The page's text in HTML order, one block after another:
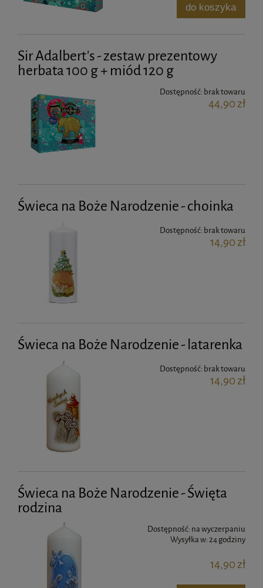
do koszyka
Sir Adalbert's - zestaw prezentowy
herbata 100 g + miód 120 g
Dostępność: brak towaru
44,90 zł
Świeca na Boże Narodzenie - choinka
Dostępność: brak towaru
14,90 zł
Świeca na Boże Narodzenie - latarenka
Dostępność: brak towaru
14,90 zł
Świeca na Boże Narodzenie - Święta
rodzina
Dostępność: na wyczerpaniu
Wysyłka w:24 godziny
14,90 zł